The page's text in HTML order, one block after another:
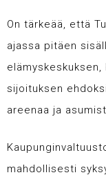
On tärkeää, että
ajassa pitäen
sijoituksen
areenaa ja
mahdollisesti